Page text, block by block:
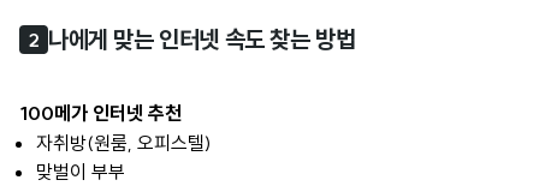
2 나에게 맞는 인터넷 속도 찾는 방법
100메가 인터넷 추천
자취방(원룸, 오피스텔)
맞벌이 부부